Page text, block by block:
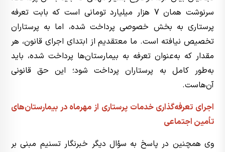
سرنوشت همان 7 هزار میلیارد تومانی است که بابت تعرفه
پرستاری به بخش خصوصی پرداخت شده، اما به پرستاران
تخصیص نیافته است. ما معتقدیم از ابتدای اجرای قانون، هر
مقدار که به‌عنوان تعرفه به بیمارستان‌ها پرداخت شده، باید
به‌طور کامل به پرستاران پرداخت شود؛ این حق قانونی
آن‌هاست.
اجرای تعرفه‌گذاری خدمات پرستاری از مهرماه در بیمارستان‌های
تأمین اجتماعی
وی همچنین در پاسخ به سؤال دیگر خبرنگار تسنیم مبنی بر